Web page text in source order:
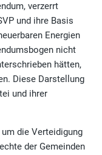
verzerrt
und ihre Basis
Energien
nicht
hätten,
Diese Darstellung
und ihrer
die Verteidigung
der Gemeinden